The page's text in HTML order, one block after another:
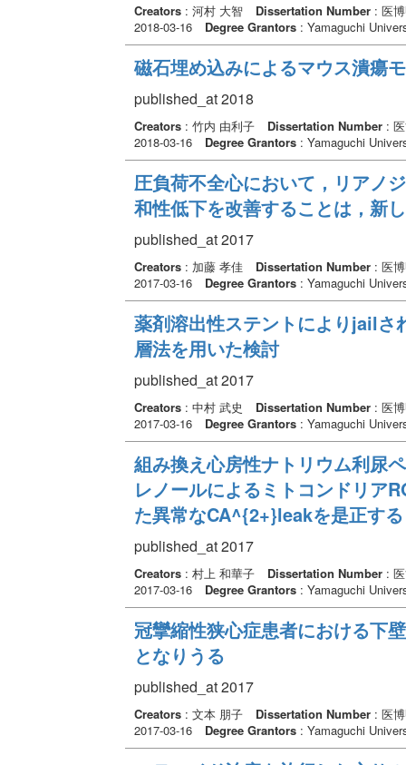
Creators: 河村 大智 Dissertation Number: 医
2018-03-16
Degree Grantors: Yamaguchi
磁石埋め込みによるマウス潰瘍
published_at 2018
Creators: 竹内 由利子 Dissertation Number: 医
2018-03-16
Degree Grantors: Yamaguchi
圧負荷不全心において，リアノ
和性低下を改善することは，新
published_at 2017
Creators: 加藤 孝佳 Dissertation Number: 医
2017-03-16
Degree Grantors: Yamaguchi
薬剤溶出性ステントによりjailさ
層法を用いた検討
published_at 2017
Creators: 中村 武史 Dissertation Number: 医
2017-03-16
Degree Grantors: Yamaguchi
組み換え心房性ナトリウム利尿
レノールによるミトコンドリア
た異常なCA^{2+}leakを是正する
published_at 2017
Creators: 村上 和華子 Dissertation Number: 医
2017-03-16
Degree Grantors: Yamaguchi
冠攣縮性狭心症患者における下
となりうる
published_at 2017
Creators: 文本 朋子 Dissertation Number: 医
2017-03-16
Degree Grantors: Yamaguchi